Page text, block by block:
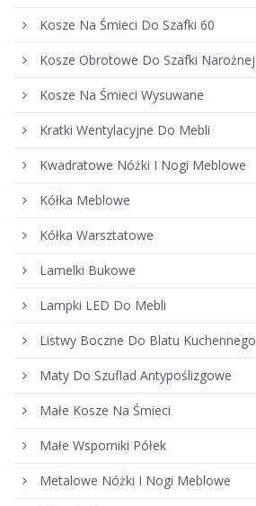
Kosze Na Śmieci Do Szafki 60
Kosze Obrotowe Do Szafki Narożnej
Kosze Na Śmieci Wysuwane
Kratki Wentylacyjne Do Mebli
Kwadratowe Nóżki I Nogi Meblowe
Kółka Meblowe
Kółka Warsztatowe
Lamelki Bukowe
Lampki LED Do Mebli
Listwy Boczne Do Blatu Kuchennego
Maty Do Szuflad Antypoślizgowe
Małe Kosze Na Śmieci
Małe Wsporniki Półek
Metalowe Nóżki I Nogi Meblowe